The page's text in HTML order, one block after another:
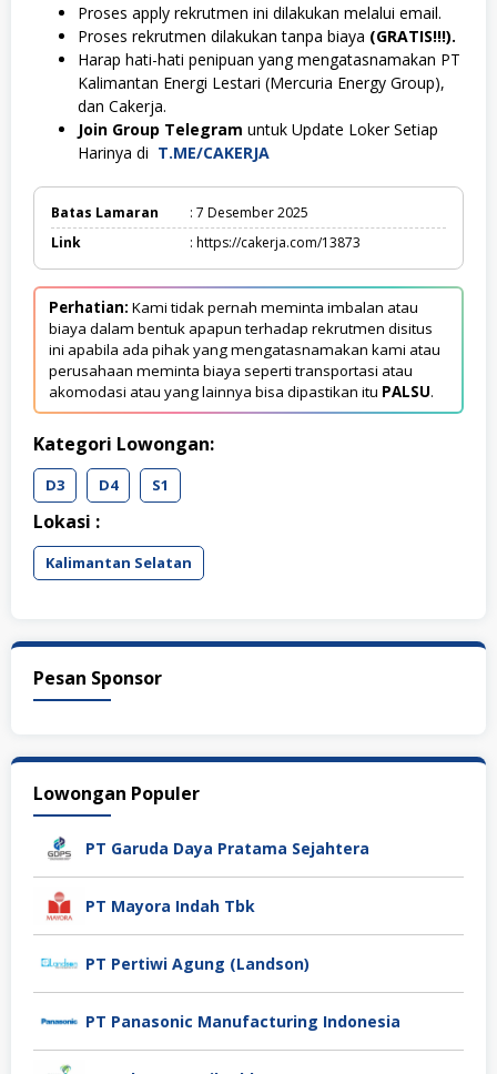
Proses apply rekrutmen ini dilakukan melalui email.
Proses rekrutmen dilakukan tanpa biaya (GRATIS!!!).
Harap hati-hati penipuan yang mengatasnamakan PT
Kalimantan Energi Lestari (Mercuria Energy Group),
dan Cakerja.
Join Group Telegram untuk Update Loker Setiap
Harinya di T.ME/CAKERJA
Batas Lamaran
: 7 Desember 2025
Link
: https://cakerja.com/13873
Perhatian: Kami tidak pernah meminta imbalan atau
biaya dalam bentuk apapun terhadap rekrutmen disitus
ini apabila ada pihak yang mengatasnamakan kami atau
perusahaan meminta biaya seperti transportasi atau
akomodasi atau yang lainnya bisa dipastikan itu PALSU.
Kategori Lowongan:
D3 D4 S1
Lokasi :
Kalimantan Selatan
Pesan Sponsor
Lowongan Populer
PT Garuda Daya Pratama Sejahtera
PT Mayora Indah Tbk
PT Pertiwi Agung (Landson)
PT Panasonic Manufacturing Indonesia